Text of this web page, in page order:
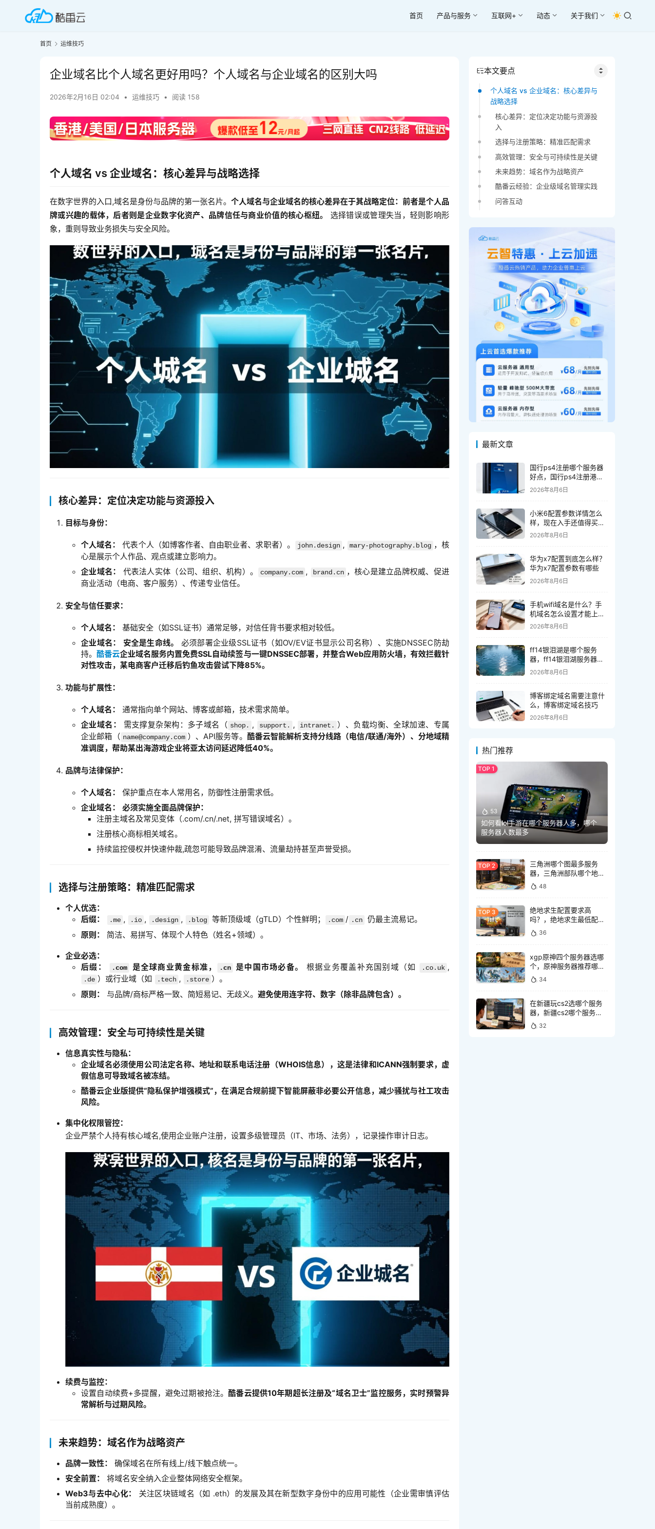
首页 产品与服务 互联网+ 动态 关于我们
首页 运维技巧
企业域名比个人域名更好用吗？个人域名与企业域名的区别大吗
2026年2月16日 02:04 • 运维技巧 • 阅读 158
个人域名 vs 企业域名：核心差异与战略选择
在数字世界的入口,域名是身份与品牌的第一张名片。 个人域名与企业域名的核心差异在于其战略定位：前者是个人品
牌或兴趣的载体，后者则是企业数字化资产、品牌信任与商业价值的核心枢纽。
选择错误或管理失当，轻则影响形
象，重则导致业务损失与安全风险。
核心差异：定位决定功能与资源投入
目标与身份：
个人域名： 代表个人（如博客作者、自由职业者、求职者）。 john.design , mary-photography.blog ，核
心是展示个人作品、观点或建立影响力。
企业域名：
代表法人实体（公司、组织、机构）。 company.com , brand.cn ，核心是建立品牌权威、促进
商业活动（电商、客户服务）、传递专业信任。
安全与信任要求：
个人域名：
基础安全（如SSL证书）通常足够，对信任背书要求相对较低。
企业域名：
安全是生命线。
必须部署企业级SSL证书（如OV/EV证书显示公司名称）、实施DNSSEC防劫
持。酷番云企业域名服务内置免费SSL自动续签与一键DNSSEC部署，并整合Web应用防火墙，有效拦截针
对性攻击，某电商客户迁移后钓鱼攻击尝试下降85%。
功能与扩展性：
个人域名：
通常指向单个网站、博客或邮箱，技术需求简单。
企业域名：
需支撑复杂架构：多子域名（ shop. , support. , intranet. ）、负载均衡、全球加速、专属
企业邮箱（ name@company.com ）、API服务等。 酷番云智能解析支持分线路（电信/联通/海外）、分地域精
准调度，帮助某出海游戏企业将亚太访问延迟降低40%。
品牌与法律保护：
个人域名：
保护重点在本人常用名，防御性注册需求低。
企业域名：
必须实施全面品牌保护：
注册主域名及常见变体（.com/.cn/.net, 拼写错误域名）。
注册核心商标相关域名。
持续监控侵权并快速仲裁,疏忽可能导致品牌混淆、流量劫持甚至声誉受损。
选择与注册策略：精准匹配需求
个人优选：
后缀：
.me , .io , .design , .blog 等新顶级域（gTLD）个性鲜明； .com / .cn
仍最主流易记。
原则：
简洁、易拼写、体现个人特色（姓名+领域）。
企业必选：
后缀：
.com 是全球商业黄金标准， .cn 是中国市场必备。 根据业务覆盖补充国别域（如 .co.uk ,
.de ）或行业域（如 .tech , .store ）。
原则：
与品牌/商标严格一致、简短易记、无歧义。 避免使用连字符、数字（除非品牌包含）。
高效管理：安全与可持续性是关键
信息真实性与隐私：
企业域名必须使用公司法定名称、地址和联系电话注册（WHOIS信息），这是法律和ICANN强制要求，虚
假信息可导致域名被冻结。
酷番云企业版提供“隐私保护增强模式”，在满足合规前提下智能屏蔽非必要公开信息，减少骚扰与社工攻击
风险。
集中化权限管控：
企业严禁个人持有核心域名,使用企业账户注册，设置多级管理员（IT、市场、法务），记录操作审计日志。
续费与监控：
设置自动续费+多提醒，避免过期被抢注。酷番云提供10年期超长注册及“域名卫士”监控服务，实时预警异
常解析与过期风险。
未来趋势：域名作为战略资产
品牌一致性：
确保域名在所有线上/线下触点统一。
安全前置：
将域名安全纳入企业整体网络安全框架。
Web3与去中心化：
关注区块链域名（如 .eth）的发展及其在新型数字身份中的应用可能性（企业需审慎评估
当前成熟度）。
本文要点
个人域名 vs 企业域名：核心差异与
战略选择
核心差异：定位决定功能与资源投
入
选择与注册策略：精准匹配需求
高效管理：安全与可持续性是关键
未来趋势：域名作为战略资产
酷番云经验：企业级域名管理实践
问答互动
最新文章
国行ps4注册哪个服务器
好点，国行ps4注册港服
还是国服好
2026年8月6日
小米6配置参数详情怎么
样，现在入手还值得买
吗？
2026年8月6日
华为x7配置到底怎么样？
华为x7配置参数有哪些
2026年8月6日
手机wifi域名是什么？手
机域名怎么设置才能上
网，手机wifi域名解析设
2026年8月6日
ff14银泪湖是哪个服务
器，ff14银泪湖服务器在
哪个大区
2026年8月6日
博客绑定域名需要注意什
么，博客绑定域名技巧
2026年8月6日
热门推荐
53
如何看lol手游在哪个服务器人多，哪个
服务器人数最多
三角洲哪个图最多服务
器，三角洲部队哪个地图
服务器最多？
48
绝地求生配置要求高
吗？，绝地求生最低配置
要求是多少？
36
xgp原神四个服务器选哪
个，原神服务器推荐哪个
好
34
在新疆玩cs2选哪个服务
器，新疆cs2哪个服务器
延迟低
32